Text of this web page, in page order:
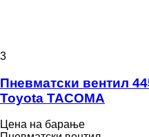
3
Пневматски вентил
Toyota TACOMA
Цена на барање